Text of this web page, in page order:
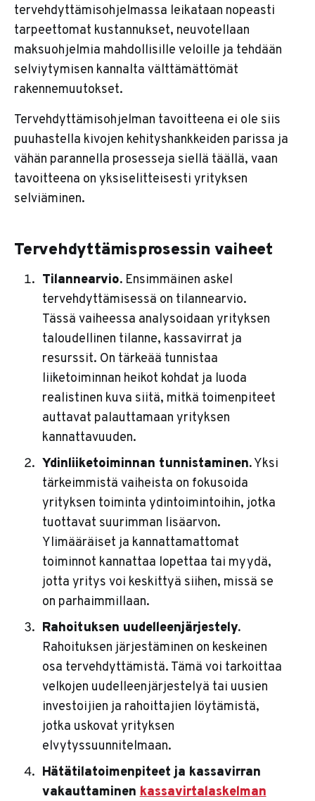
tervehdyttämisohjelmassa leikataan nopeasti
tarpeettomat kustannukset, neuvotellaan
maksuohjelmia mahdollisille veloille ja tehdään
selviytymisen kannalta välttämättömät
rakennemuutokset.
Tervehdyttämisohjelman tavoitteena ei ole siis
puuhastella kivojen kehityshankkeiden parissa ja
vähän parannella prosesseja siellä täällä, vaan
tavoitteena on yksiselitteisesti yrityksen
selviäminen.
Tervehdyttämisprosessin vaiheet
Tilannearvio.Ensimmäinen askel
tervehdyttämisessä on tilannearvio.
Tässä vaiheessa analysoidaan yrityksen
taloudellinen tilanne, kassavirrat ja
resurssit. On tärkeää tunnistaa
liiketoiminnan heikot kohdat ja luoda
realistinen kuva siitä, mitkä toimenpiteet
auttavat palauttamaan yrityksen
kannattavuuden.
Ydinliiketoiminnan tunnistaminen.Yksi
tärkeimmistä vaiheista on fokusoida
yrityksen toiminta ydintoimintoihin, jotka
tuottavat suurimman lisäarvon.
Ylimääräiset ja kannattamattomat
toiminnot kannattaa lopettaa tai myydä,
jotta yritys voi keskittyä siihen, missä se
on parhaimmillaan.
Rahoituksen uudelleenjärjestely.
Rahoituksen järjestäminen on keskeinen
osa tervehdyttämistä. Tämä voi tarkoittaa
velkojen uudelleenjärjestelyä tai uusien
investoijien ja rahoittajien löytämistä,
jotka uskovat yrityksen
elvytyssuunnitelmaan.
Hätätilatoimenpiteet ja kassavirran
vakauttaminenkassavirtalaskelman